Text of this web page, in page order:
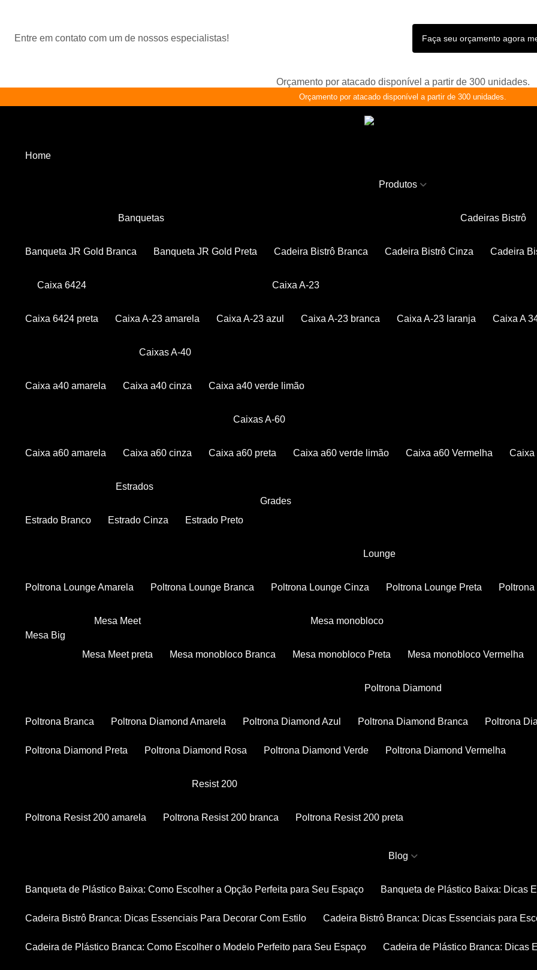
Entre em contato com um de nossos especialistas! Faça seu orçamento agora
Orçamento por atacado disponível a partir de 300 unidades.
Orçamento por atacado disponível a partir de 300 unidades.
Home
Produtos
Banquetas
Banqueta JR Gold Branca Banqueta JR Gold Preta
Cadeiras Bistrô
Cadeira Bistrô Branca Cadeira Bistrô Cinza Cadeira
Caixa 6424
Caixa 6424 preta
Caixa A-23
Caixa A-23 amarela Caixa A-23 azul Caixa A-23 branca Caixa A-23 laranja Caixa A
Caixas A-40
Caixa a40 amarela Caixa a40 cinza Caixa a40 verde limão
Caixas A-60
Caixa a60 amarela Caixa a60 cinza Caixa a60 preta Caixa a60 verde limão Caixa a60 Vermelha
Estrados
Estrado Branco Estrado Cinza Estrado Preto
Grades
Lounge
Poltrona Lounge Amarela Poltrona Lounge Branca Poltrona Lounge Cinza Poltrona Lounge Preta
Mesa Big
Mesa Meet
Mesa Meet preta
Mesa monobloco
Mesa monobloco Branca Mesa monobloco Preta Mesa monobloco Vermelha
Poltrona Diamond
Poltrona Branca Poltrona Diamond Amarela Poltrona Diamond Azul Poltrona Diamond Branca Poltrona
Poltrona Diamond Preta Poltrona Diamond Rosa Poltrona Diamond Verde Poltrona Diamond Vermelha
Resist 200
Poltrona Resist 200 amarela Poltrona Resist 200 branca Poltrona Resist 200 preta
Blog
Banqueta de Plástico Baixa: Como Escolher a Opção Perfeita para Seu Espaço Banqueta de Plástico Baixa: Dicas
Cadeira Bistrô Branca: Dicas Essenciais Para Decorar Com Estilo Cadeira Bistrô Branca: Dicas Essenciais para
Cadeira de Plástico Branca: Como Escolher o Modelo Perfeito para Seu Espaço Cadeira de Plástico Branca: